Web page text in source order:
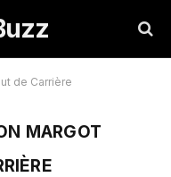
de Carrière
MARGOT